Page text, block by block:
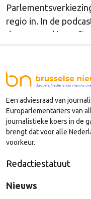
regio in. In de
deze maand in op
Een adviesraad van
Europarlementariërs van
journalistieke koers in de
brengt dat voor alle
voorkeur.
Redactiestatuut
Nieuws